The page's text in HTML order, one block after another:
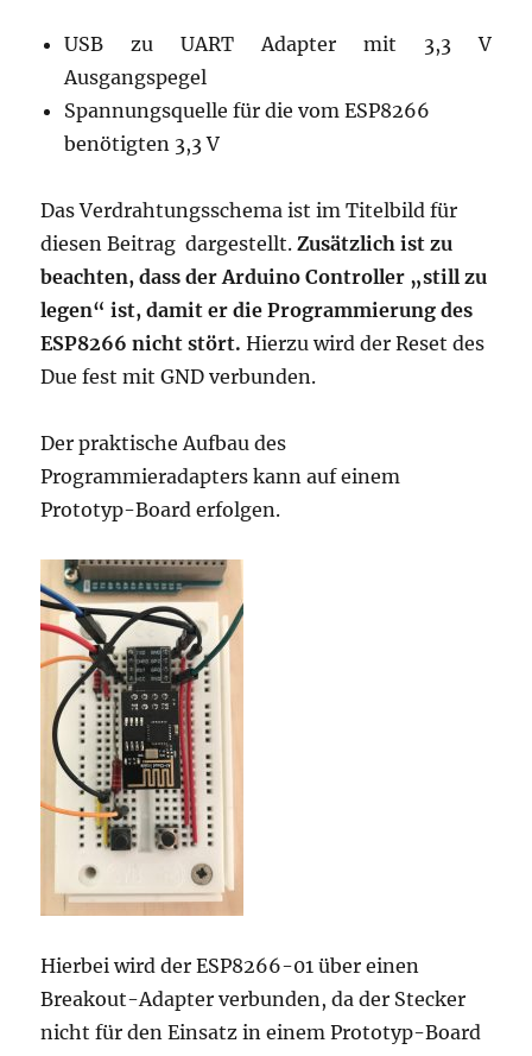
USB zu UART Adapter mit 3,3 V
Ausgangspegel
Spannungsquelle für die vom ESP8266
benötigten 3,3 V
Das Verdrahtungsschema ist im Titelbild für
diesen Beitrag dargestellt.Zusätzlich ist zu
beachten, dass der Arduino Controller „still zu
legen“ ist, damit er die Programmierung des
ESP8266 nicht stört.Hierzu wird der Reset des
Due fest mit GND verbunden.
Der praktische Aufbau des
Programmieradapters kann auf einem
Prototyp-Board erfolgen.
Hierbei wird der ESP8266-01 über einen
Breakout-Adapter verbunden, da der Stecker
nicht für den Einsatz in einem Prototyp-Board